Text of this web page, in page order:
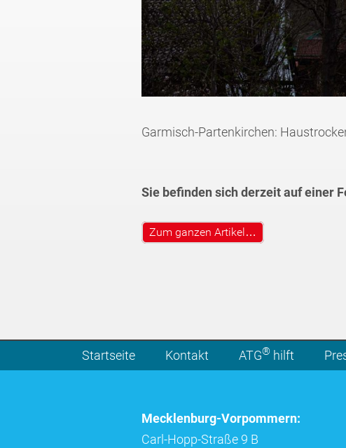
Garmisch-Partenkirchen:
Sie befinden sich derzeit auf einer
Zum ganzen Artikel…
Startseite Kontakt ATG® hilft
Mecklenburg-Vorpommern:
Carl-Hopp-Straße 9 B